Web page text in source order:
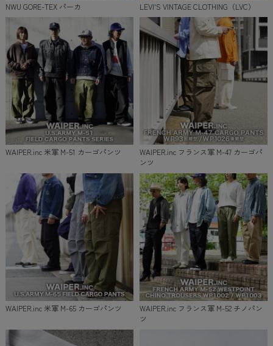
NWU GORE-TEX パーカ LEVI'S VINTAGE CLOTHING（LVC）
WAIPER.inc 米軍 M-51 カーゴパンツ
WAIPER.inc フランス軍 M-47 カーゴパ
ンツ
WAIPER.inc 米軍 M-65 カーゴパンツ
WAIPER.inc フランス軍 M-52 チノパン
ツ